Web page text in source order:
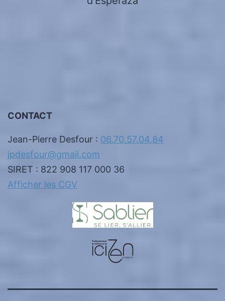
CONTACT
Jean-Pierre Desfour : 06.70.57.04.84
jpdesfour@gmail.com
SIRET : 822 908 117 000 36
Afficher les CGV